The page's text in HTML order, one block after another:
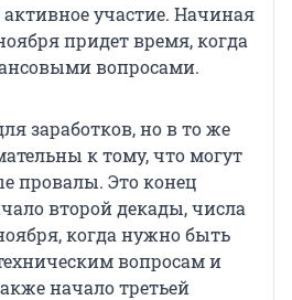
участие. Начиная
придет время, когда
вопросами.
заработков, но в то же
к тому, что могут
провалы. Это конец
второй декады, числа
когда нужно быть
вопросам и
начало третьей